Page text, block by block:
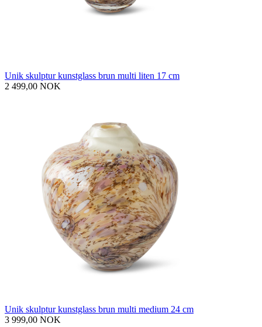
Unik skulptur kunstglass brun multi liten 17 cm
2 499,00 NOK
Unik skulptur kunstglass brun multi medium 24 cm
3 999,00 NOK